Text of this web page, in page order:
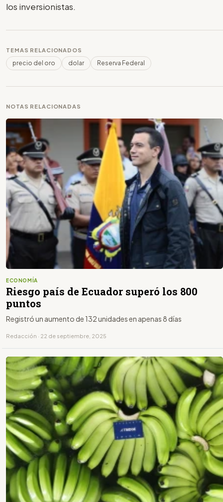
los inversionistas.
TEMAS RELACIONADOS
precio del oro dolar Reserva Federal
NOTAS RELACIONADAS
ECONOMÍA
Riesgo país de Ecuador superó los 800
puntos
Registró un aumento de 132 unidades en apenas 8 días
Redacción · 22 de septiembre, 2025